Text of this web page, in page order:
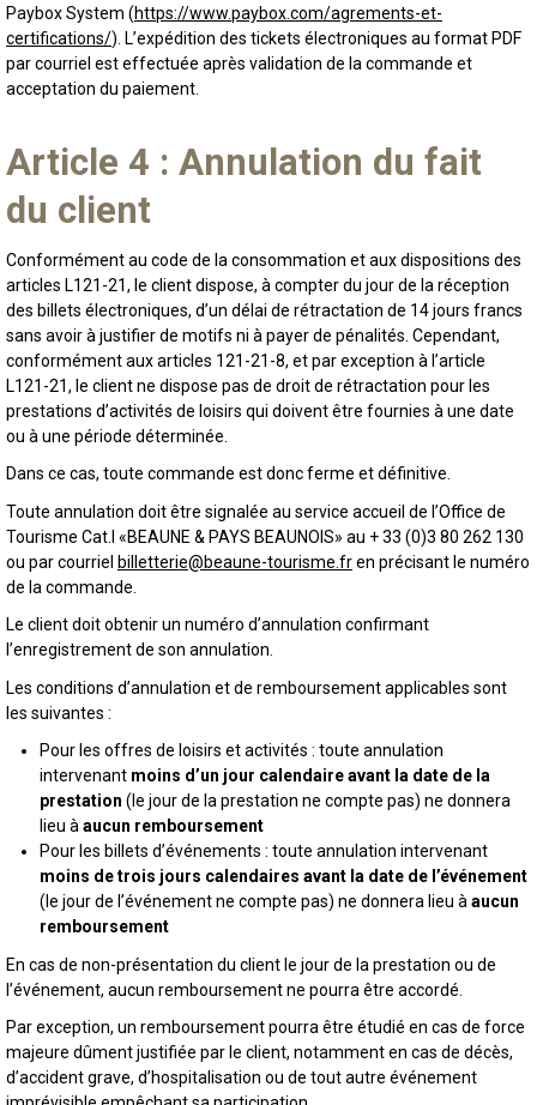
Paybox System (https://www.paybox.com/agrements-et-
certifications/). L’expédition des tickets électroniques au format PDF
par courriel est effectuée après validation de la commande et
acceptation du paiement.
Article 4 : Annulation du fait
du client
Conformément au code de la consommation et aux dispositions des
articles L121-21, le client dispose, à compter du jour de la réception
des billets électroniques, d’un délai de rétractation de 14 jours francs
sans avoir à justifier de motifs ni à payer de pénalités. Cependant,
conformément aux articles 121-21-8, et par exception à l’article
L121-21, le client ne dispose pas de droit de rétractation pour les
prestations d’activités de loisirs qui doivent être fournies à une date
ou à une période déterminée.
Dans ce cas, toute commande est donc ferme et définitive.
Toute annulation doit être signalée au service accueil de l’Office de
Tourisme Cat.I «BEAUNE & PAYS BEAUNOIS» au + 33 (0)3 80 262 130
ou par courriel billetterie@beaune-tourisme.fren précisant le numéro
de la commande.
Le client doit obtenir un numéro d’annulation confirmant
l’enregistrement de son annulation.
Les conditions d’annulation et de remboursement applicables sont
les suivantes :
Pour les offres de loisirs et activités : toute annulation
intervenant moins d’un jour calendaire avant la date de la
prestation (le jour de la prestation ne compte pas) ne donnera
lieu à aucun remboursement
Pour les billets d’événements : toute annulation intervenant
moins de trois jours calendaires avant la date de l’événement
(le jour de l’événement ne compte pas) ne donnera lieu à aucun
remboursement
En cas de non-présentation du client le jour de la prestation ou de
l’événement, aucun remboursement ne pourra être accordé.
Par exception, un remboursement pourra être étudié en cas de force
majeure dûment justifiée par le client, notamment en cas de décès,
d’accident grave, d’hospitalisation ou de tout autre événement